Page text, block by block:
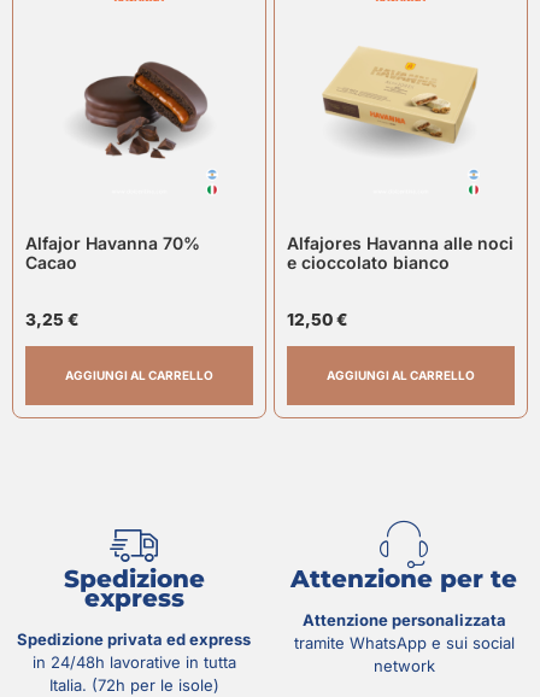
Alfajor Havanna 70%
Cacao
3,25 €
AGGIUNGI AL CARRELLO
Alfajores Havanna alle noci
e cioccolato bianco
12,50€
AGGIUNGI AL CARRELLO
Spedizione
express
Spedizione privata ed express
in 24/48h lavorative in tutta
Italia. (72h per le isole)
Attenzione per te
Attenzione personalizzata
tramite WhatsApp e sui social
network